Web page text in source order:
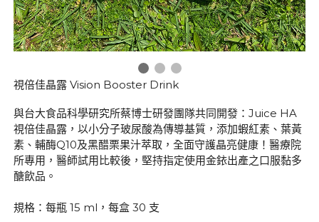
視倍佳晶露 Vision Booster Drink
與台大食品科學研究所蔡博士研發團隊共同開發：Juice HA
視倍佳晶露，以小分子玻尿酸為傳導基質，添加蝦紅素、葉黃
素、輔酶Q10及黑醋栗果汁萃取，全面守護晶亮健康！醫療院
所專用，醫師試用比較後，堅持指定使用金銥出產之口服黏多
醣飲品。
規格：每瓶 15 ml，每盒 30 支